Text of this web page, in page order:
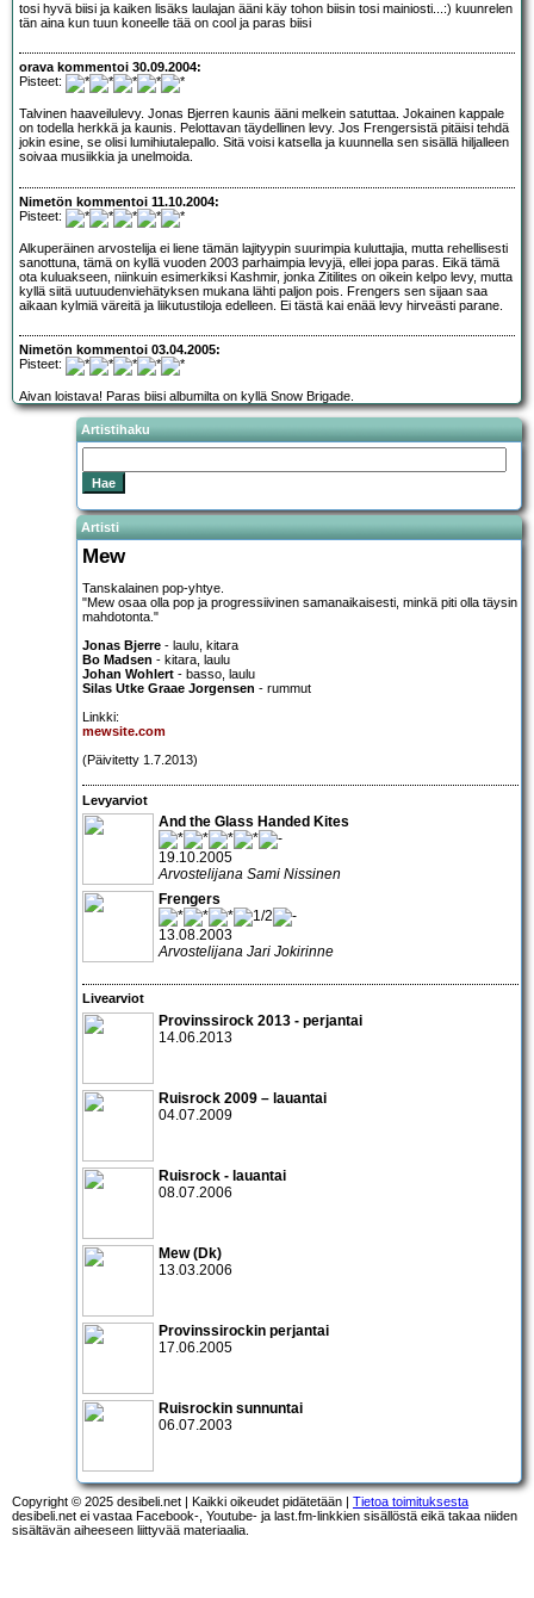
tosi hyvä biisi ja kaiken lisäks laulajan ääni käy tohon biisin tosi mainiosti...:) kuunrelen
tän aina kun tuun koneelle tää on cool ja paras biisi
orava kommentoi 30.09.2004:
Pisteet:
Talvinen haaveilulevy. Jonas Bjerren kaunis ääni melkein satuttaa. Jokainen kappale
on todella herkkä ja kaunis. Pelottavan täydellinen levy. Jos Frengersistä pitäisi tehdä
jokin esine, se olisi lumihiutalepallo. Sitä voisi katsella ja kuunnella sen sisällä hiljalleen
soivaa musiikkia ja unelmoida.
Nimetön kommentoi 11.10.2004:
Pisteet:
Alkuperäinen arvostelija ei liene tämän lajityypin suurimpia kuluttajia, mutta rehellisesti
sanottuna, tämä on kyllä vuoden 2003 parhaimpia levyjä, ellei jopa paras. Eikä tämä
ota kuluakseen, niinkuin esimerkiksi Kashmir, jonka Zitilites on oikein kelpo levy, mutta
kyllä siitä uutuudenviehätyksen mukana lähti paljon pois. Frengers sen sijaan saa
aikaan kylmiä väreitä ja liikutustiloja edelleen. Ei tästä kai enää levy hirveästi parane.
Nimetön kommentoi 03.04.2005:
Pisteet:
Aivan loistava! Paras biisi albumilta on kyllä Snow Brigade.
Artistihaku
Artisti
Mew
Tanskalainen pop-yhtye.
"Mew osaa olla pop ja progressiivinen samanaikaisesti, minkä piti olla täysin
mahdotonta."
Jonas Bjerre - laulu, kitara
Bo Madsen - kitara, laulu
Johan Wohlert - basso, laulu
Silas Utke Graae Jorgensen - rummut
Linkki:
mewsite.com
(Päivitetty 1.7.2013)
Levyarviot
And the Glass Handed Kites
19.10.2005
Arvostelijana Sami Nissinen
Frengers
13.08.2003
Arvostelijana Jari Jokirinne
Livearviot
Provinssirock 2013 - perjantai
14.06.2013
Ruisrock 2009 – lauantai
04.07.2009
Ruisrock - lauantai
08.07.2006
Mew(Dk)
13.03.2006
Provinssirockin perjantai
17.06.2005
Ruisrockin sunnuntai
06.07.2003
Copyright © 2025 desibeli.net | Kaikki oikeudet pidätetään | Tietoa toimituksesta
desibeli.net ei vastaa Facebook-, Youtube- ja last.fm-linkkien sisällöstä eikä takaa niiden
sisältävän aiheeseen liittyvää materiaalia.